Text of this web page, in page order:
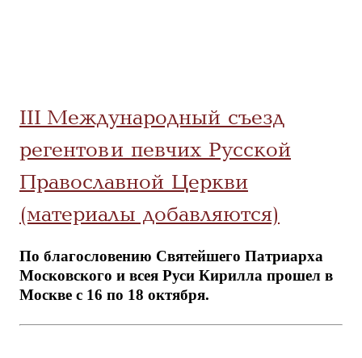
III Международный съезд
регентов и певчих Русской
Православной Церкви
(материалы добавляются)
По благословению Святейшего Патриарха
Московского и всея Руси Кирилла прошел в
Москве с 16 по 18 октября.